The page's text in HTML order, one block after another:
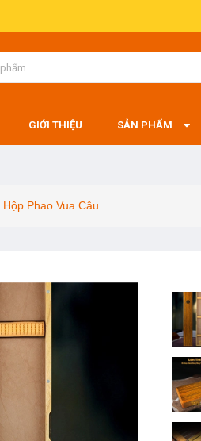
GIỚI THIỆU SẢN PHẨM
Hộp Phao Vua Câu